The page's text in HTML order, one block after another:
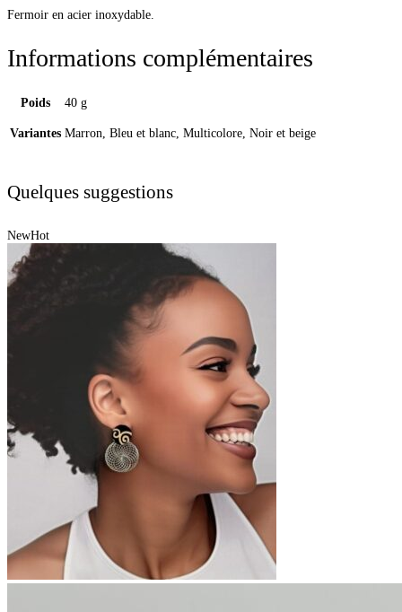
Fermoir en acier inoxydable.
Informations complémentaires
Poids 40 g
Variantes Marron, Bleu et blanc, Multicolore, Noir et beige
Quelques suggestions
NewHot